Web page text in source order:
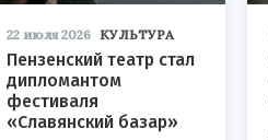
22 июля 2026 КУЛЬТУРА
Пензенский театр стал
дипломантом
фестиваля
«Славянский базар»